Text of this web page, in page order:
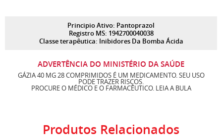
Principio Ativo: Pantoprazol
Registro MS: 1942700040038
Classe terapêutica: Inibidores Da Bomba Ácida
ADVERTÊNCIA DO MINISTÉRIO DA SAÚDE
GÁZIA 40 MG 28 COMPRIMIDOS É UM MEDICAMENTO. SEU USO
PODE TRAZER RISCOS.
PROCURE O MÉDICO E O FARMACÊUTICO. LEIA A BULA
Produtos Relacionados